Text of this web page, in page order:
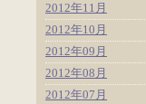
2012年11月
2012年10月
2012年09月
2012年08月
2012年07月